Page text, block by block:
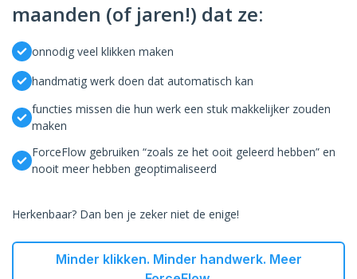
maanden (of jaren!) dat ze:
onnodig veel klikken maken
handmatig werk doen dat automatisch kan
functies missen die hun werk een stuk makkelijker zouden
maken
ForceFlow gebruiken “zoals ze het ooit geleerd hebben” en
nooit meer hebben geoptimaliseerd
Herkenbaar? Dan ben je zeker niet de enige!
Minder klikken. Minder handwerk. Meer